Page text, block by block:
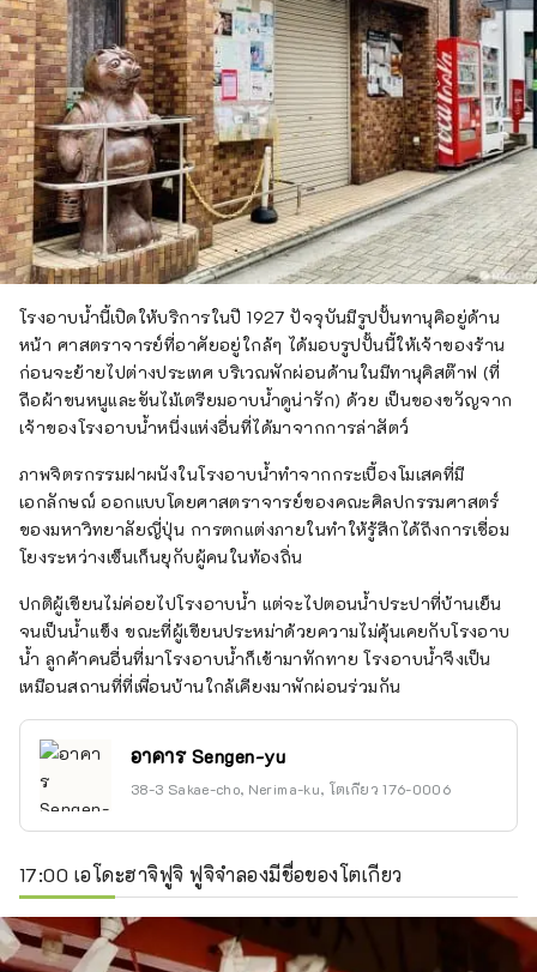
โรงอาบน้ำนี้เปิดให้บริการในปี 1927 ปัจจุบันมีรูปปั้นทานุคิอยู่ด้าน
หน้า ศาสตราจารย์ที่อาศัยอยู่ใกล้ๆ ได้มอบรูปปั้นนี้ให้เจ้าของร้าน
ก่อนจะย้ายไปต่างประเทศ บริเวณพักผ่อนด้านในมีทานุคิสต๊าฟ (ที่
ถือผ้าขนหนูและขันไม้เตรียมอาบน้ำดูน่ารัก) ด้วย เป็นของขวัญจาก
เจ้าของโรงอาบน้ำหนึ่งแห่งอื่นที่ได้มาจากการล่าสัตว์
ภาพจิตรกรรมฝาผนังในโรงอาบน้ำทำจากกระเบื้องโมเสคที่มี
เอกลักษณ์ ออกแบบโดยศาสตราจารย์ของคณะศิลปกรรมศาสตร์
ของมหาวิทยาลัยญี่ปุ่น การตกแต่งภายในทำให้รู้สึกได้ถึงการเชื่อม
โยงระหว่างเซ็นเก็นยุกับผู้คนในท้องถิ่น
ปกติผู้เขียนไม่ค่อยไปโรงอาบน้ำ แต่จะไปตอนน้ำประปาที่บ้านเย็น
จนเป็นน้ำแข็ง ขณะที่ผู้เขียนประหม่าด้วยความไม่คุ้นเคยกับโรงอาบ
น้ำ ลูกค้าคนอื่นที่มาโรงอาบน้ำก็เข้ามาทักทาย โรงอาบน้ำจึงเป็น
เหมือนสถานที่ที่เพื่อนบ้านใกล้เคียงมาพักผ่อนร่วมกัน
อาคาร Sengen-yu
38-3 Sakae-cho, Nerima-ku, โตเกียว 176-0006
17:00 เอโดะฮาจิฟูจิ ฟูจิจำลองมีชื่อของโตเกียว